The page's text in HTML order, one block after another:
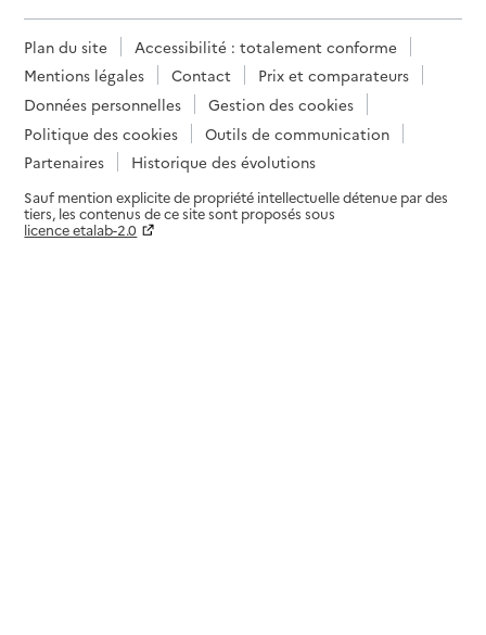
Plan du site
Accessibilité : totalement conforme
Mentions légales
Contact
Prix et comparateurs
Données personnelles
Gestion des cookies
Politique des cookies
Outils de communication
Partenaires
Historique des évolutions
Sauf mention explicite de propriété intellectuelle détenue par des
tiers, les contenus de ce site sont proposés sous
licence etalab-2.0